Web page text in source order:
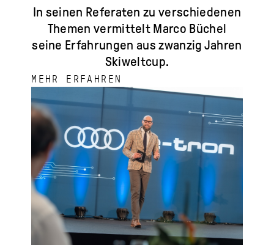
In seinen Referaten zu verschiedenen
Themen vermittelt Marco Büchel
seine Erfahrungen aus zwanzig Jahren
Skiweltcup.
MEHR ERFAHREN